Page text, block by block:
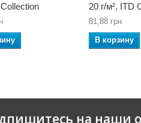
20 г/м², ITD
81,88 грн
В корзину
на наши